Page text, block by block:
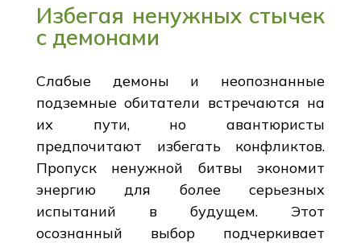
Избегая ненужных стычек
с демонами
Слабые демоны и неопознанные
подземные обитатели встречаются на
их пути, но авантюристы
предпочитают избегать конфликтов.
Пропуск ненужной битвы экономит
энергию для более серьезных
испытаний в будущем. Этот
осознанный выбор подчеркивает